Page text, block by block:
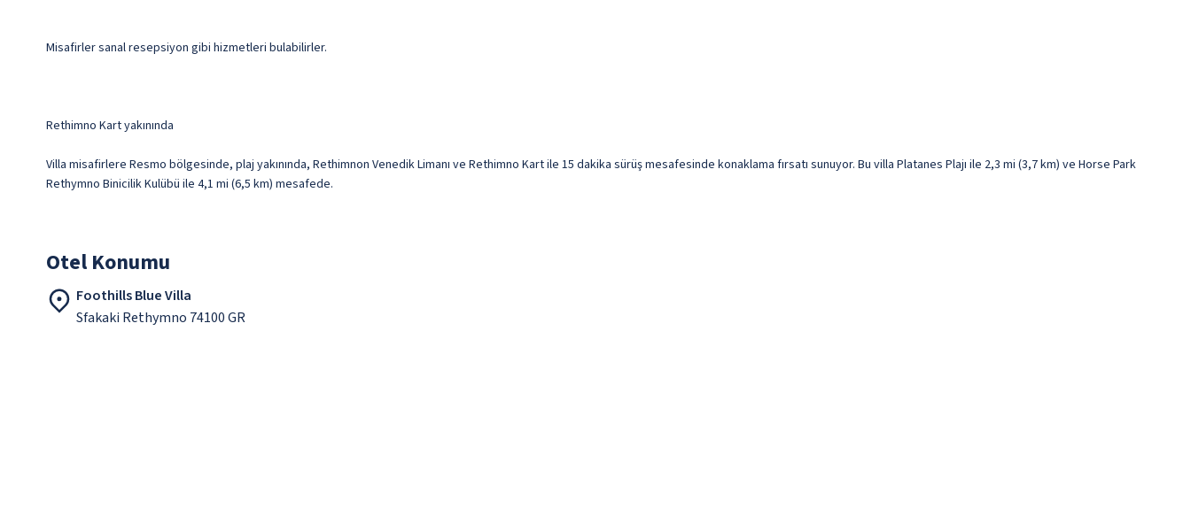
Misafirler sanal resepsiyon gibi hizmetleri bulabilirler.
Rethimno Kart yakınında
Villa misafirlere Resmo bölgesinde, plaj yakınında, Rethimnon Venedik Limanı ve Rethimno Kart ile 15 dakika sürüş mesafesinde konaklama fırsatı sunuyor. Bu villa Platanes Plajı ile 2,3 mi (3,7 km) ve Horse Park
Rethymno Binicilik Kulübü ile 4,1 mi (6,5 km) mesafede.
Otel Konumu
Foothills Blue Villa
Sfakaki Rethymno 74100 GR